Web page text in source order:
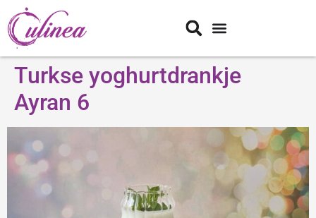
Turkse yoghurtdrankje
Ayran 6